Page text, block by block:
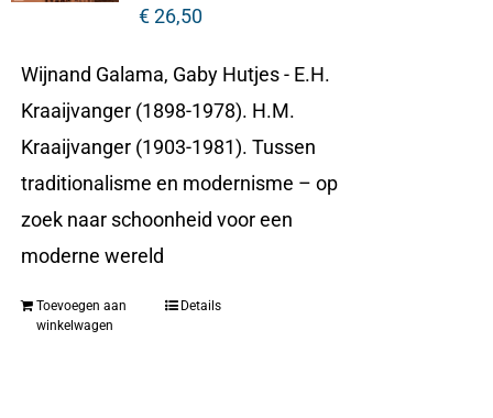
€26,50
Wijnand Galama, Gaby Hutjes - E.H.
Kraaijvanger (1898-1978). H.M.
Kraaijvanger (1903-1981). Tussen
traditionalisme en modernisme – op
zoek naar schoonheid voor een
moderne wereld
Toevoegen aan
winkelwagen
Details